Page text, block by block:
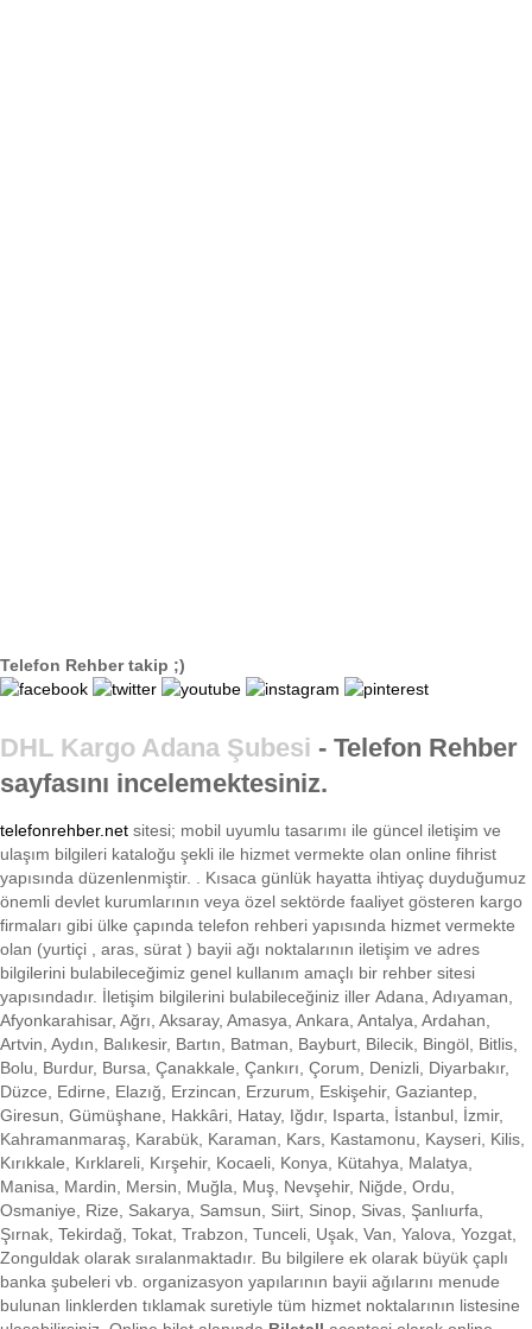
Telefon Rehber takip ;)
DHL Kargo Adana Şubesi - Telefon Rehber
sayfasını incelemektesiniz.
telefonrehber.net sitesi; mobil uyumlu tasarımı ile güncel iletişim ve
ulaşım bilgileri kataloğu şekli ile hizmet vermekte olan online fihrist
yapısında düzenlenmiştir. . Kısaca günlük hayatta ihtiyaç duyduğumuz
önemli devlet kurumlarının veya özel sektörde faaliyet gösteren kargo
firmaları gibi ülke çapında telefon rehberi yapısında hizmet vermekte
olan (yurtiçi , aras, sürat ) bayii ağı noktalarının iletişim ve adres
bilgilerini bulabileceğimiz genel kullanım amaçlı bir rehber sitesi
yapısındadır. İletişim bilgilerini bulabileceğiniz iller Adana, Adıyaman,
Afyonkarahisar, Ağrı, Aksaray, Amasya, Ankara, Antalya, Ardahan,
Artvin, Aydın, Balıkesir, Bartın, Batman, Bayburt, Bilecik, Bingöl, Bitlis,
Bolu, Burdur, Bursa, Çanakkale, Çankırı, Çorum, Denizli, Diyarbakır,
Düzce, Edirne, Elazığ, Erzincan, Erzurum, Eskişehir, Gaziantep,
Giresun, Gümüşhane, Hakkâri, Hatay, Iğdır, Isparta, İstanbul, İzmir,
Kahramanmaraş, Karabük, Karaman, Kars, Kastamonu, Kayseri, Kilis,
Kırıkkale, Kırklareli, Kırşehir, Kocaeli, Konya, Kütahya, Malatya,
Manisa, Mardin, Mersin, Muğla, Muş, Nevşehir, Niğde, Ordu,
Osmaniye, Rize, Sakarya, Samsun, Siirt, Sinop, Sivas, Şanlıurfa,
Şırnak, Tekirdağ, Tokat, Trabzon, Tunceli, Uşak, Van, Yalova, Yozgat,
Zonguldak olarak sıralanmaktadır. Bu bilgilere ek olarak büyük çaplı
banka şubeleri vb. organizasyon yapılarının bayii ağılarını menude
bulunan linklerden tıklamak suretiyle tüm hizmet noktalarının listesine